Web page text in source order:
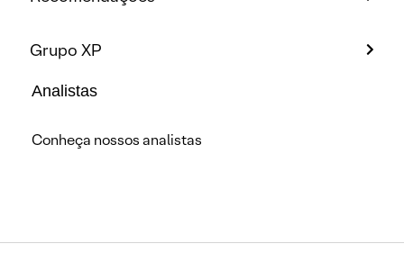
Grupo XP
Analistas
Conheça nossos analistas